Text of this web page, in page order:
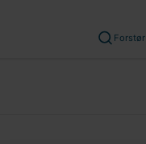
Forstør